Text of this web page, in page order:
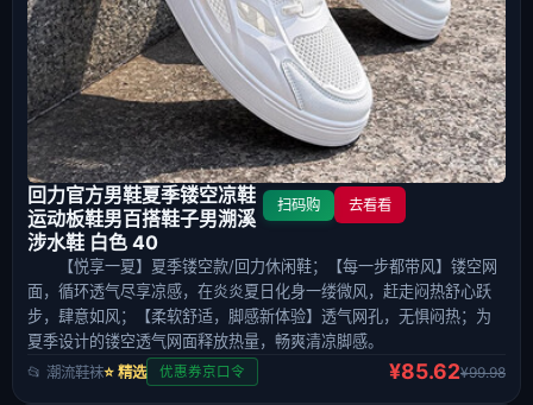
回力官方男鞋夏季镂空凉鞋
运动板鞋男百搭鞋子男溯溪
涉水鞋 白色 40
扫码购 去看看
【悦享一夏】夏季镂空款/回力休闲鞋；【每一步都带风】镂空网
面，循环透气尽享凉感，在炎炎夏日化身一缕微风，赶走闷热舒心跃
步，肆意如风；【柔软舒适，脚感新体验】透气网孔，无惧闷热；为
夏季设计的镂空透气网面释放热量，畅爽清凉脚感。
📂 潮流鞋袜⭐ 精选 优惠券京口令 ¥85.62¥99.98